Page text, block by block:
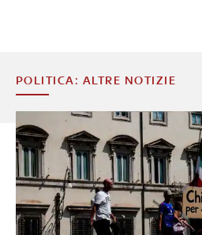
POLITICA: ALTRE NOTIZIE